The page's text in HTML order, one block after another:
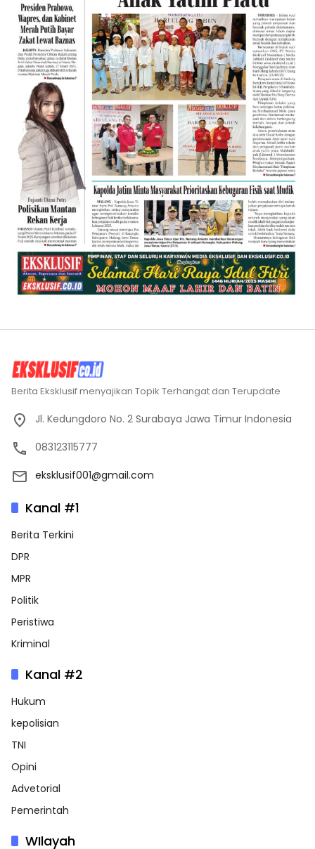
Berita Eksklusif menyajikan Topik Terhangat dan Terupdate
Jl. Kedungdoro No. 2 Surabaya Jawa Timur Indonesia
083123115777
eksklusif001@gmail.com
Kanal #1
Berita Terkini
DPR
MPR
Politik
Peristiwa
Kriminal
Kanal #2
Hukum
kepolisian
TNI
Opini
Advetorial
Pemerintah
WIlayah